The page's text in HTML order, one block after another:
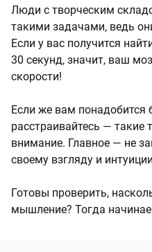
Люди с творческим
такими задачами, ведь
Если у вас получится
30 секунд, значит, ваш
скорости!
Если же вам понадобится
расстраивайтесь — такие
внимание. Главное — не
своему взгляду и
Готовы проверить,
мышление? Тогда